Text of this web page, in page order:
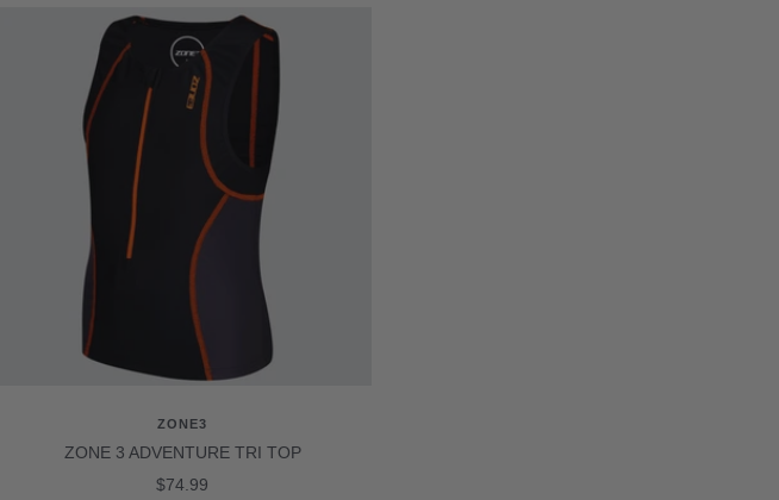
ZONE3
ZONE 3 ADVENTURE TRI TOP
Prix
$74.99